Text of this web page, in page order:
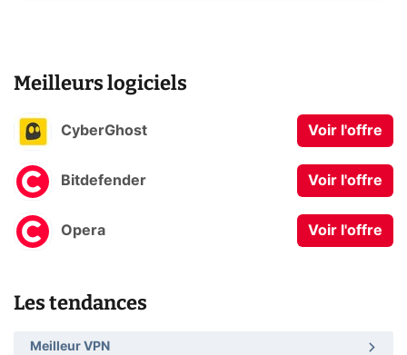
Meilleurs logiciels
CyberGhost Voir l'offre
Bitdefender Voir l'offre
Opera Voir l'offre
Les tendances
Meilleur VPN